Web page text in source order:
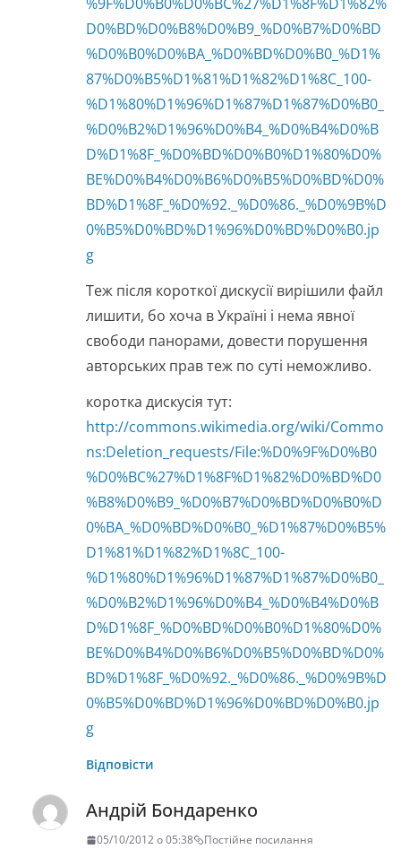
D0%BD%D0%B8%D0%B9_%D0%B7%D0%BD
%D0%B0%D0%BA_%D0%BD%D0%B0_%D1%
87%D0%B5%D1%81%D1%82%D1%8C_100-
%D1%80%D1%96%D1%87%D1%87%D0%B0_
%D0%B2%D1%96%D0%B4_%D0%B4%D0%B
D%D1%8F_%D0%BD%D0%B0%D1%80%D0%
BE%D0%B4%D0%B6%D0%B5%D0%BD%D0%
BD%D1%8F_%D0%92._%D0%86._%D0%9B%D
0%B5%D0%BD%D1%96%D0%BD%D0%B0.jp
g
Теж після короткої дискусії вирішили файл
лишити, бо хоча в Україні і нема явної
свободи панорами, довести порушення
авторських прав теж по суті неможливо.
коротка дискусія тут:
http://commons.wikimedia.org/wiki/Commo
ns:Deletion_requests/File:%D0%9F%D0%B0
%D0%BC%27%D1%8F%D1%82%D0%BD%D0
%B8%D0%B9_%D0%B7%D0%BD%D0%B0%D
0%BA_%D0%BD%D0%B0_%D1%87%D0%B5%
D1%81%D1%82%D1%8C_100-
%D1%80%D1%96%D1%87%D1%87%D0%B0_
%D0%B2%D1%96%D0%B4_%D0%B4%D0%B
D%D1%8F_%D0%BD%D0%B0%D1%80%D0%
BE%D0%B4%D0%B6%D0%B5%D0%BD%D0%
BD%D1%8F_%D0%92._%D0%86._%D0%9B%D
0%B5%D0%BD%D1%96%D0%BD%D0%B0.jp
g
Відповісти
Андрій Бондаренко
05/10/2012 о 05:38 Постійне посилання